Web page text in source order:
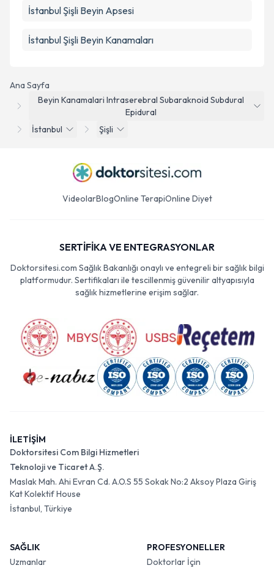
Ana Sayfa
Beyin Kanamalari Intraserebral Subaraknoid Subdural
Epidural
İstanbul
Şişli
İstanbul Şişli Beyin Apsesi
İstanbul Şişli Beyin Kanamaları
VideolarBlogOnline TerapiOnline Diyet
SERTİFİKA VE ENTEGRASYONLAR
Doktorsitesi.com Sağlık Bakanlığı onaylı ve entegreli bir sağlık bilgi
platformudur. Sertifikaları ile tescillenmiş güvenilir altyapısıyla
sağlık hizmetlerine erişim sağlar.
İLETİŞİM
Doktorsitesi Com Bilgi Hizmetleri
Teknoloji ve Ticaret A.Ş.
Maslak Mah. Ahi Evran Cd. A.O.S 55 Sokak No:2 Aksoy Plaza Giriş
Kat Kolektif House
İstanbul, Türkiye
SAĞLIK
Uzmanlar
PROFESYONELLER
Doktorlar İçin